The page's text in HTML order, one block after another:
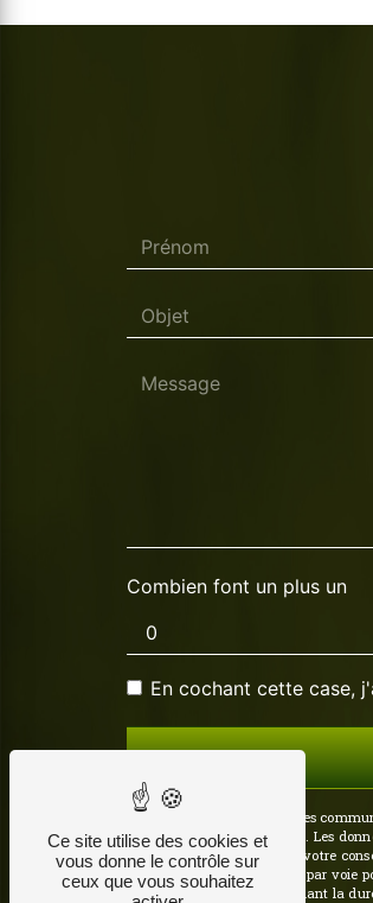
Combien font un plus un
En cochant cette case,
** Les données personnelles
répondre à votre message. Les
d’opposition, de retrait de votre
pouvez exercer ces droits par voie
prise de contact puis pendant la
Ce site utilise des cookies et
vous donne le contrôle sur
ceux que vous souhaitez